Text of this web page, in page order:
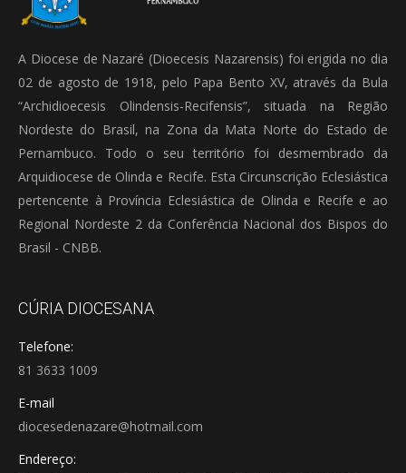
A Diocese de Nazaré (Dioecesis Nazarensis) foi erigida no dia
02 de agosto de 1918, pelo Papa Bento XV, através da Bula
“Archidioecesis Olindensis-Recifensis”, situada na Região
Nordeste do Brasil, na Zona da Mata Norte do Estado de
Pernambuco. Todo o seu território foi desmembrado da
Arquidiocese de Olinda e Recife. Esta Circunscrição Eclesiástica
pertencente à Província Eclesiástica de Olinda e Recife e ao
Regional Nordeste 2 da Conferência Nacional dos Bispos do
Brasil - CNBB.
CÚRIA DIOCESANA
Telefone:
81 3633 1009
E-mail
diocesedenazare@hotmail.com
Endereço: